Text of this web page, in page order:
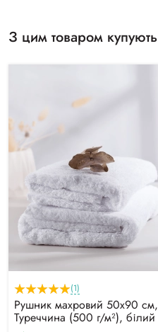
З цим товаром купують
(1)
Рушник махровий 50х90 см,
Туреччина (500 г/м²), білий